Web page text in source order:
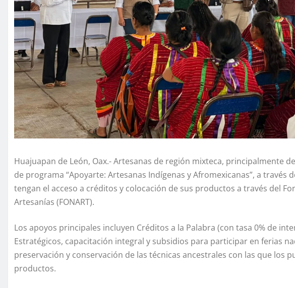
Huajuapan de León, Oax.- Artesanas de región mixteca, principalmente
de programa “Apoyarte: Artesanas Indígenas y Afromexicanas”, a través
tengan el acceso a créditos y colocación de sus productos a través del
Artesanías (FONART).
Los apoyos principales incluyen Créditos a la Palabra (con tasa 0% de
Estratégicos, capacitación integral y subsidios para participar en ferias
preservación y conservación de las técnicas ancestrales con las que los
productos.